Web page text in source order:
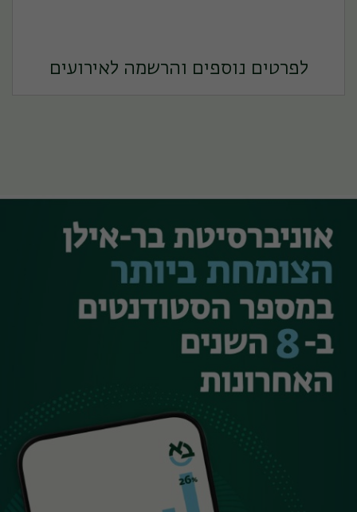
לפרטים נוספים והרשמה לאירועים